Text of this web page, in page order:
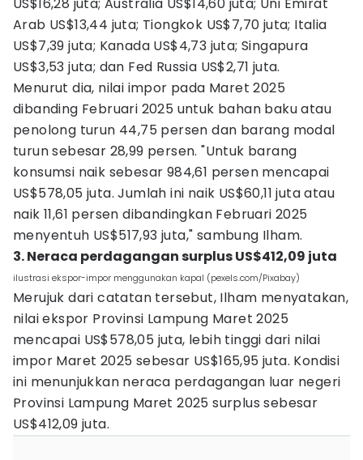
Arab US$13,44 juta; Tiongkok US$7,70 juta; Italia
US$7,39 juta; Kanada US$4,73 juta; Singapura
US$3,53 juta; dan Fed Russia US$2,71 juta.
Menurut dia, nilai impor pada Maret 2025
dibanding Februari 2025 untuk bahan baku atau
penolong turun 44,75 persen dan barang modal
turun sebesar 28,99 persen. "Untuk barang
konsumsi naik sebesar 984,61 persen mencapai
US$578,05 juta. Jumlah ini naik US$60,11 juta atau
naik 11,61 persen dibandingkan Februari 2025
menyentuh US$517,93 juta," sambung Ilham.
3. Neraca perdagangan surplus US$412,09 juta
ilustrasi ekspor-impor menggunakan kapal (pexels.com/Pixabay)
Merujuk dari catatan tersebut, Ilham menyatakan,
nilai ekspor Provinsi Lampung Maret 2025
mencapai US$578,05 juta, lebih tinggi dari nilai
impor Maret 2025 sebesar US$165,95 juta. Kondisi
ini menunjukkan neraca perdagangan luar negeri
Provinsi Lampung Maret 2025 surplus sebesar
US$412,09 juta.